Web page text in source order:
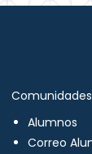
Comunidades
Alumnos
Correo